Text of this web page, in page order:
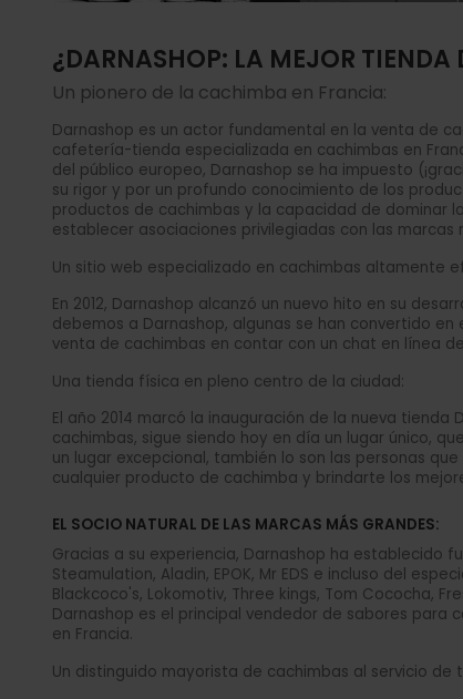
¿DARNASHOP: LA MEJOR
Un pionero de la cachimba en Francia:
Darnashop es un actor fundamental en la venta de
cafetería-tienda especializada en cachimbas en
del público europeo, Darnashop se ha impuesto
su rigor y por un profundo conocimiento de los
productos de cachimbas y la capacidad de dominar
establecer asociaciones privilegiadas con las
Un sitio web especializado en cachimbas altamente
En 2012, Darnashop alcanzó un nuevo hito en su
debemos a Darnashop, algunas se han convertido
venta de cachimbas en contar con un chat en línea
Una tienda física en pleno centro de la ciudad:
El año 2014 marcó la inauguración de la nueva
cachimbas, sigue siendo hoy en día un lugar único,
un lugar excepcional, también lo son las personas
cualquier producto de cachimba y brindarte los
EL SOCIO NATURAL DE LAS MARCAS MÁS GRANDES:
Gracias a su experiencia, Darnashop ha establecido
Steamulation, Aladin, EPOK, Mr EDS e incluso del
Blackcoco's, Lokomotiv, Three kings, Tom Cococha,
Darnashop es el principal vendedor de sabores para
en Francia.
Un distinguido mayorista de cachimbas al servicio de